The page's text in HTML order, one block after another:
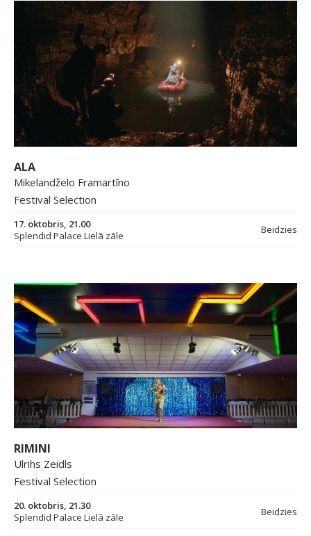
ALA
Mikelandželo Framartīno
Festival Selection
17. oktobris, 21.00
Splendid Palace Lielā zāle
Beidzies
RIMINI
Ulrihs Zeidls
Festival Selection
20. oktobris, 21.30
Splendid Palace Lielā zāle
Beidzies